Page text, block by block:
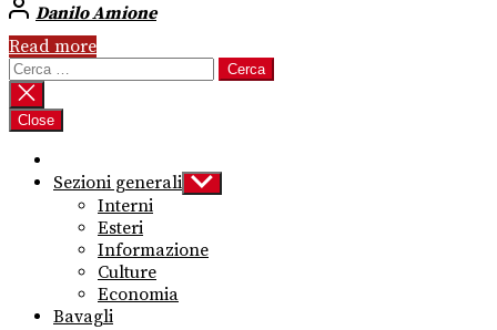
Danilo Amione
Read more
Ricerca
per:
Close
Sezioni generali Show
sub
Interni
Esteri
Informazione
Culture
Economia
Bavagli